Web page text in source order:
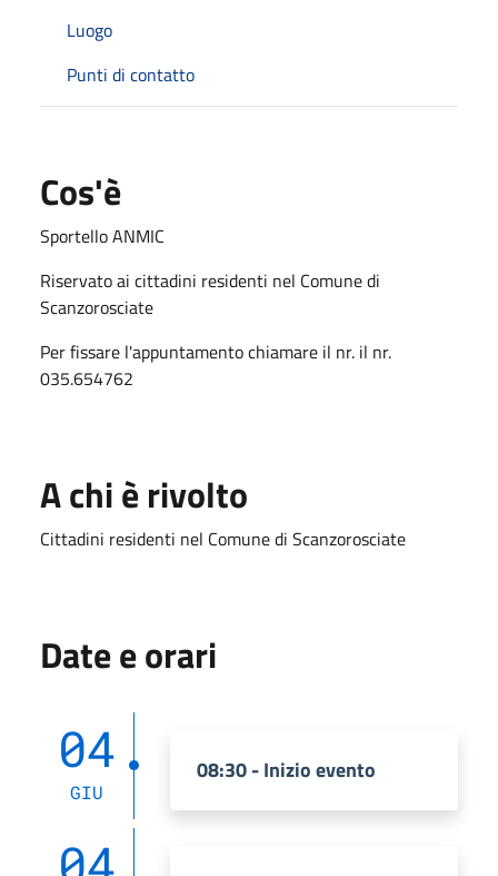
Luogo
Punti di contatto
Cos'è
Sportello ANMIC
Riservato ai cittadini residenti nel Comune di
Scanzorosciate
Per fissare l'appuntamento chiamare il nr. il nr.
035.654762
A chi è rivolto
Cittadini residenti nel Comune di Scanzorosciate
Date e orari
04
GIU
08:30 - Inizio evento